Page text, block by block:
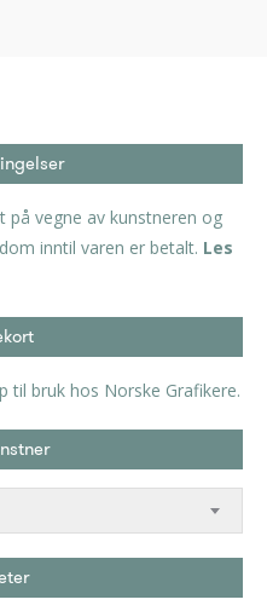
på vegne av kunstneren og
inntil varen er betalt. Les
til bruk hos Norske Grafikere.